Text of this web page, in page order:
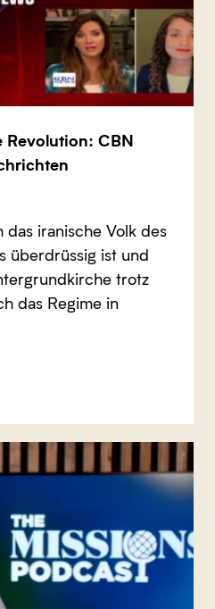
CBN
das iranische Volk des
überdrüssig ist und
trotz
das Regime in